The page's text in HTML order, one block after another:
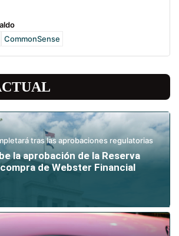
CommonSense
tras las aprobaciones regulatorias
la aprobación de la Reserva
de Webster Financial